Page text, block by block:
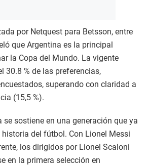
por Netquest para Betsson, entre
que Argentina es la principal
la Copa del Mundo. La vigente
30.8 % de las preferencias,
superando con claridad a
(15,5 %).
sostiene en una generación que ya
del fútbol. Con Lionel Messi
los dirigidos por Lionel Scaloni
en la primera selección en